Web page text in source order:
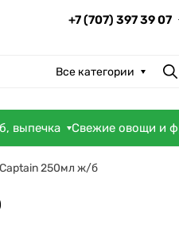
+7 (707) 397 39 07
Все категории
выпечка Свежие овощи и
250мл ж/б